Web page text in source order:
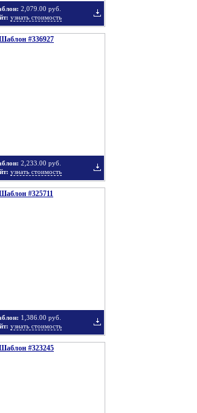
2,079.00 руб.
узнать стоимость
#336927
2,233.00 руб.
узнать стоимость
#325711
1,386.00 руб.
узнать стоимость
#323245